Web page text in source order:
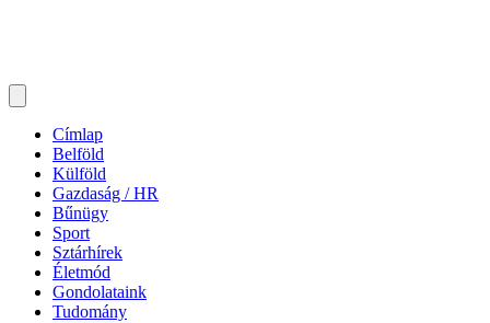
Címlap
Belföld
Külföld
Gazdaság / HR
Bűnügy
Sport
Sztárhírek
Életmód
Gondolataink
Tudomány